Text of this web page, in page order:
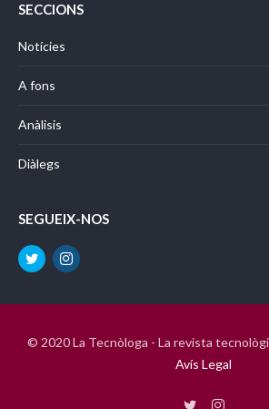
SECCIONS
Notícies
A fons
Anàlisis
Diàlegs
SEGUEIX-NOS
© 2020 La Tecnòloga - La revista
Avís Legal